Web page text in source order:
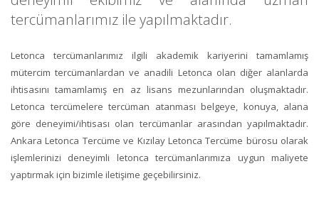
tercümanlarımız ile yapılmaktadır.
Letonca tercümanlarımız ilgili akademik kariyerini tamamlamış
mütercim tercümanlardan ve anadili Letonca olan diğer alanlarda
ihtisasını tamamlamış en az lisans mezunlarından oluşmaktadır.
Letonca tercümelere tercüman atanması belgeye, konuya, alana
göre deneyimi/ihtisası olan tercümanlar arasından yapılmaktadır.
Ankara Letonca Tercüme ve Kızılay Letonca Tercüme bürosu olarak
işlemlerinizi deneyimli letonca tercümanlarımıza uygun maliyete
yaptırmak için bizimle iletişime geçebilirsiniz.